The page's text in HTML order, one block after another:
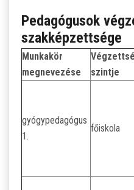
Pedagógusok
szakképzettsége
Munkakör
megnevezése
szintje
gyógypedagógus
1.
főiskola